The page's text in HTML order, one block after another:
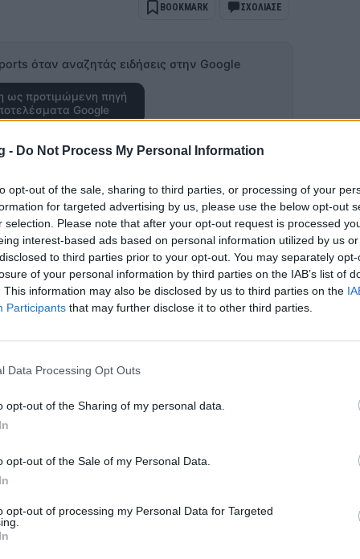
- Do Not Process My Personal Information
opt-out of the sale, sharing to third parties, or processing of your
for targeted advertising by us, please use the below opt-out
selection. Please note that after your opt-out request is processed
interest-based ads based on personal information utilized by us
to third parties prior to your opt-out. You may separately
of your personal information by third parties on the IAB’s list of
This information may also be disclosed by us to third parties on the
Participants that may further disclose it to other third parties.
Data Processing Opt Outs
opt-out of the Sharing of my personal data.
opt-out of the Sale of my Personal Data.
opt-out of processing my Personal Data for Targeted
BOOKMARK ΣΧΟΛΙΑΣΕ
όταν αναζητάς ειδήσεις στην Google
ως προτιμώμενη πηγή
Google
να κάμψουν την αντίσταση του
στην Καρδίτσα είναι η ομώνυμη
το σύνθημα.
για εμάς στην έδρα μας. Η
αποτυπώνει την πραγματική εικόνα
και σε αυτό πρέπει να παλέψουμε.
και να είναι κοντά μας» δήλωσε ο
Καρδίτσας Γιώργος Γκιουζέλης.
παρουσίασε ο συνεργάτης
Γαπκιάδης, λέγοντας: «Η
τον Προμηθέα Πατρών ξεκίνησε κι εμείς
όπως κάναμε και με τον Ολυμπιακό,
αποτέλεσμα επί ίσοις όροις. Πιστεύω
μία φορά θα γεμίσει το γήπεδο, θα